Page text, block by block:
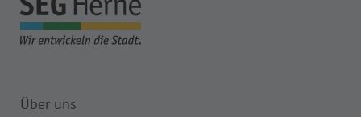
Über uns